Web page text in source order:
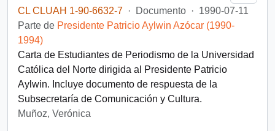
CL CLUAH 1-90-6632-7 · Documento · 1990-07-11
Parte de Presidente Patricio Aylwin Azócar (1990-
1994)
Carta de Estudiantes de Periodismo de la Universidad
Católica del Norte dirigida al Presidente Patricio
Aylwin. Incluye documento de respuesta de la
Subsecretaría de Comunicación y Cultura.
Muñoz, Verónica